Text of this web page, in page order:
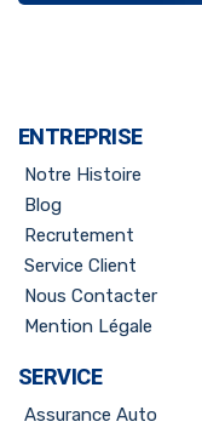
ENTREPRISE
Notre Histoire
Blog
Recrutement
Service Client
Nous Contacter
Mention Légale
SERVICE
Assurance Auto